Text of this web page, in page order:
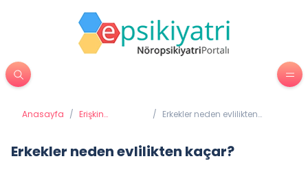
Anasayfa / Erişkin
/ Erkekler neden evlilikten
Erkekler neden evlilikten kaçar?